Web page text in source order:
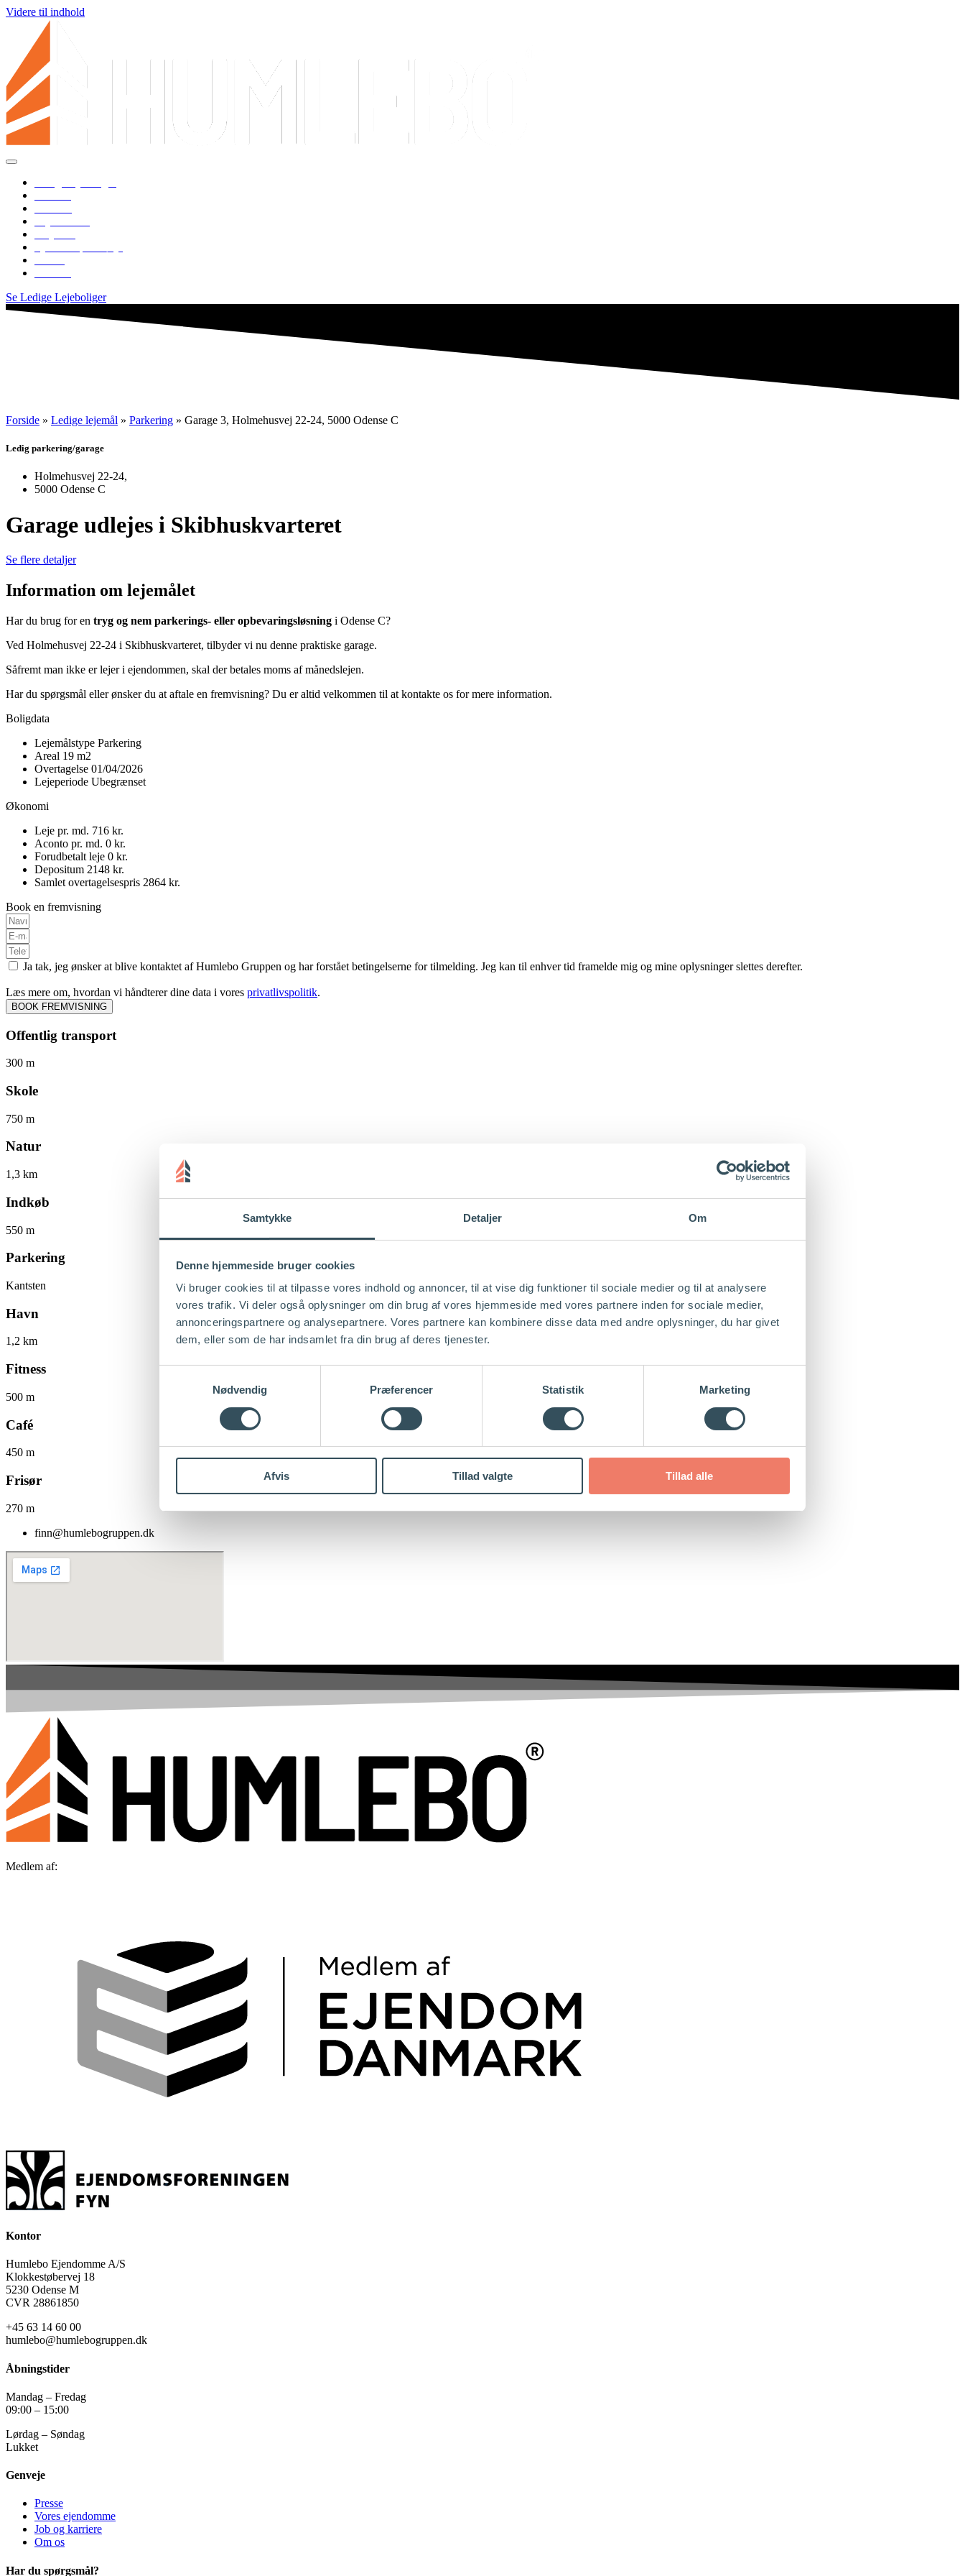
Samtykke Detaljer Om
Denne hjemmeside bruger cookies
Vi bruger cookies til at tilpasse vores indhold og annoncer, til at vise dig funktioner til sociale medier og til at analysere
vores trafik. Vi deler også oplysninger om din brug af vores hjemmeside med vores partnere inden for sociale medier,
annonceringspartnere og analysepartnere. Vores partnere kan kombinere disse data med andre oplysninger, du har givet
dem, eller som de har indsamlet fra din brug af deres tjenester.
Nødvendig
Præferencer Statistik Marketing
Afvis Tillad valgte Tillad alle
Videre til indhold
Se Ledige Lejeboliger
Forside » Ledige lejemål » Parkering » Garage 3, Holmehusvej 22-24, 5000 Odense C
Ledig parkering/garage
Holmehusvej 22-24,
5000 Odense C
Garage udlejes i Skibhuskvarteret
Se flere detaljer
Information om lejemålet
Har du brug for en tryg og nem parkerings- eller opbevaringsløsning i Odense C?
Ved Holmehusvej 22-24 i Skibhuskvarteret, tilbyder vi nu denne praktiske garage.
Såfremt man ikke er lejer i ejendommen, skal der betales moms af månedslejen.
Har du spørgsmål eller ønsker du at aftale en fremvisning? Du er altid velkommen til at kontakte os for mere information.
Boligdata
Lejemålstype Parkering
Areal 19 m2
Overtagelse 01/04/2026
Lejeperiode Ubegrænset
Økonomi
Leje pr. md. 716 kr.
Aconto pr. md. 0 kr.
Forudbetalt leje 0 kr.
Depositum 2148 kr.
Samlet overtagelsespris 2864 kr.
Book en fremvisning
Ja tak, jeg ønsker at blive kontaktet af Humlebo Gruppen og har forstået betingelserne for tilmelding. Jeg kan til enhver tid framelde mig og mine oplysninger slettes derefter.
Læs mere om, hvordan vi håndterer dine data i vores privatlivspolitik.
BOOK FREMVISNING
Offentlig transport
300 m
Skole
750 m
Natur
1,3 km
Indkøb
550 m
Parkering
Kantsten
Havn
1,2 km
Fitness
500 m
Café
450 m
Frisør
270 m
finn@humlebogruppen.dk
Medlem af:
Kontor
Humlebo Ejendomme A/S
Klokkestøbervej 18
5230 Odense M
CVR 28861850
+45 63 14 60 00
humlebo@humlebogruppen.dk
Åbningstider
Mandag – Fredag
09:00 – 15:00
Lørdag – Søndag
Lukket
Genveje
Presse
Vores ejendomme
Job og karriere
Om os
Har du spørgsmål?